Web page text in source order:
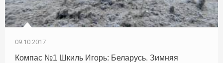
09.10.2017
Компас №1 Шкиль Игорь: Беларусь. Зимняя